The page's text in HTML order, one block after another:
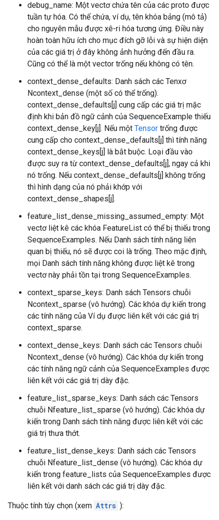
debug_name: Một vectơ chứa tên của các proto được
tuần tự hóa. Có thể chứa, ví dụ, tên khóa bảng (mô tả)
cho nguyên mẫu được xê-ri hóa tương ứng. Điều này
hoàn toàn hữu ích cho mục đích gỡ lỗi và sự hiện diện
của các giá trị ở đây không ảnh hưởng đến đầu ra.
Cũng có thể là một vector trống nếu không có tên.
context_dense_defaults: Danh sách các Tenxơ
Ncontext_dense (một số có thể trống).
context_dense_defaults[j] cung cấp các giá trị mặc
định khi bản đồ ngữ cảnh của SequenceExample thiếu
context_dense_key[j]. Nếu một Tensor trống được
cung cấp cho context_dense_defaults[j] thì tính năng
context_dense_keys[j] là bắt buộc. Loại đầu vào
được suy ra từ context_dense_defaults[j], ngay cả khi
nó trống. Nếu context_dense_defaults[j] không trống
thì hình dạng của nó phải khớp với
context_dense_shapes[j].
feature_list_dense_missing_assumed_empty: Một
vectơ liệt kê các khóa FeatureList có thể bị thiếu trong
SequenceExamples. Nếu Danh sách tính năng liên
quan bị thiếu, nó sẽ được coi là trống. Theo mặc định,
mọi Danh sách tính năng không được liệt kê trong
vectơ này phải tồn tại trong SequenceExamples.
context_sparse_keys: Danh sách Tensors chuỗi
Ncontext_sparse (vô hướng). Các khóa dự kiến ​​trong
các tính năng của Ví dụ được liên kết với các giá trị
context_sparse.
context_dense_keys: Danh sách các Tensors chuỗi
Ncontext_dense (vô hướng). Các khóa dự kiến ​​trong
các tính năng ngữ cảnh của SequenceExamples được
liên kết với các giá trị dày đặc.
feature_list_sparse_keys: Danh sách các Tensors
chuỗi Nfeature_list_sparse (vô hướng). Các khóa dự
kiến ​​trong Danh sách tính năng được liên kết với các
giá trị thưa thớt.
feature_list_dense_keys: Danh sách các Tensors
chuỗi Nfeature_list_dense (vô hướng). Các khóa dự
kiến ​​​​trong feature_lists của SequenceExamples được
liên kết với danh sách các giá trị dày đặc.
Thuộc tính tùy chọn (xem Attrs ):